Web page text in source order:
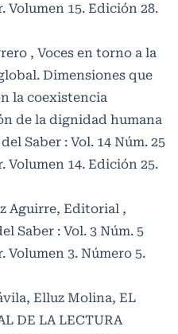
Volumen 15. Edición 28.
, Voces en torno a la
Dimensiones que
la coexistencia
de la dignidad humana
Saber : Vol. 14 Núm. 25
Volumen 14. Edición 25.
Aguirre, Editorial ,
Saber : Vol. 3 Núm. 5
Volumen 3. Número 5.
Elluz Molina, EL
DE LA LECTURA